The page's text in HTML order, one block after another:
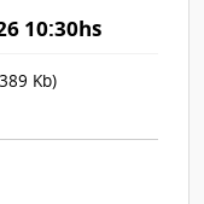
10:30hs
Kb)